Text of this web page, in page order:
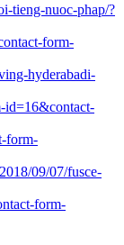
tieng-nuoc-phap/?
form-
hyderabadi-
id=16&contact-
form-
09/07/fusce-
form-